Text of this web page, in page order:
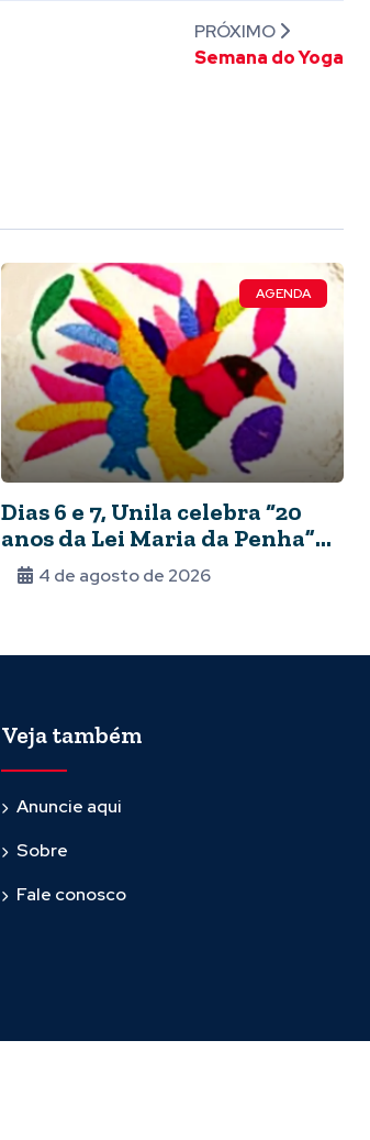
PRÓXIMO
Semana do Yoga
AGENDA
Dias 6 e 7, Unila celebra “20
anos da Lei Maria da Penha”
com seminário
4 de agosto de 2026
Veja também
Anuncie aqui
Sobre
Fale conosco